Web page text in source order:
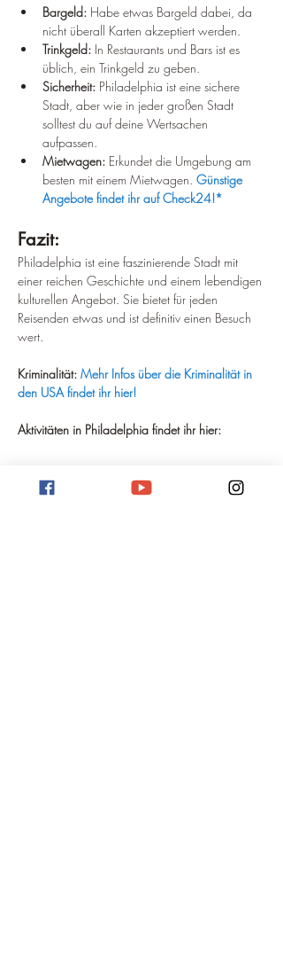
Bargeld: Habe etwas Bargeld dabei, da
nicht überall Karten akzeptiert werden.
Trinkgeld: In Restaurants und Bars ist es
üblich, ein Trinkgeld zu geben.
Sicherheit: Philadelphia ist eine sichere
Stadt, aber wie in jeder großen Stadt
solltest du auf deine Wertsachen
aufpassen.
Mietwagen: Erkundet die Umgebung am
besten mit einem Mietwagen. Günstige
Angebote findet ihr auf Check24!*
Fazit:
Philadelphia ist eine faszinierende Stadt mit
einer reichen Geschichte und einem lebendigen
kulturellen Angebot. Sie bietet für jeden
Reisenden etwas und ist definitiv einen Besuch
wert.
Kriminalität: Mehr Infos über die Kriminalität in
den USA findet ihr hier!
Aktivitäten in Philadelphia findet ihr hier: